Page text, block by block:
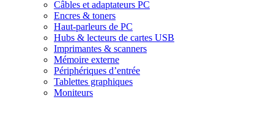
Câbles et adaptateurs PC
Encres & toners
Haut-parleurs de PC
Hubs & lecteurs de cartes USB
Imprimantes & scanners
Mémoire externe
Périphériques d’entrée
Tablettes graphiques
Moniteurs